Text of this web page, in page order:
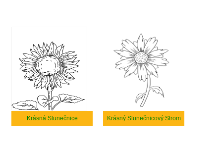
Krásná Slunečnice Krásný Slunečnicový Strom